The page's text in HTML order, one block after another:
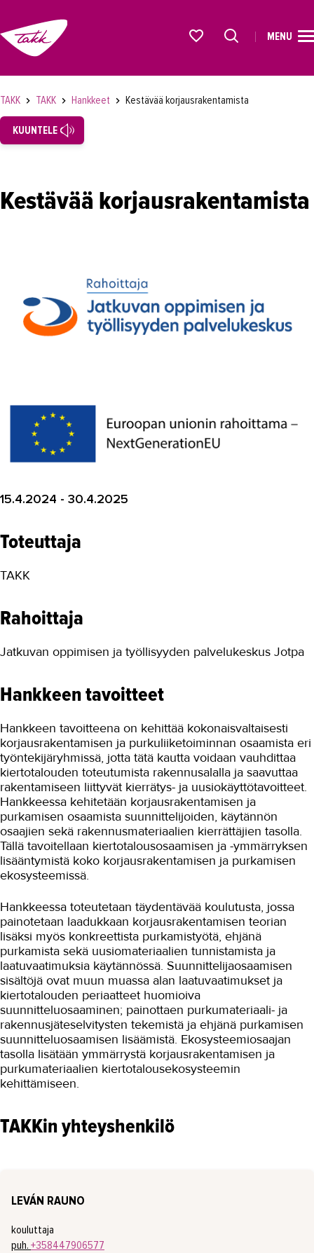
OPISKELIJAKSI
YRITYKSILLE
Tampereen Aikuiskoulutuskeskus
Töihin TAKKiin
Hankkeet
Digikyvykkyys II
HYVÄ TYÖ
Kestävät energiaratkaisut
Lisäosaamista vieraskielisille
Strapetsi 2
Työnantajayhteistyön kehittäminen
digitali...
VIERKO 2
Yhteiskuntaorientaation...
Ympäristötietoisuutta kuljetus- ja
logistiikka-alalle
Päättyneet hankkeet
Kansainvälinen TAKK
Media ja viestintä
Uutiskirje
Yhteystiedot
AJANKOHTAISTA
OMA TAKK
YHTEYSTIEDOT
IN ENGLISH
MENU
TAKK TAKK Hankkeet Kestävää korjausrakentamista
KUUNTELE
Kestävää korjausrakentamista
15.4.2024 - 30.4.2025
Toteuttaja
TAKK
Rahoittaja
Jatkuvan oppimisen ja työllisyyden palvelukeskus Jotpa
Hankkeen tavoitteet
Hankkeen tavoitteena on kehittää kokonaisvaltaisesti
korjausrakentamisen ja purkuliiketoiminnan osaamista eri
työntekijäryhmissä, jotta tätä kautta voidaan vauhdittaa
kiertotalouden toteutumista rakennusalalla ja saavuttaa
rakentamiseen liittyvät kierrätys- ja uusiokäyttötavoitteet.
Hankkeessa kehitetään korjausrakentamisen ja
purkamisen osaamista suunnittelijoiden, käytännön
osaajien sekä rakennusmateriaalien kierrättäjien tasolla.
Tällä tavoitellaan kiertotalousosaamisen ja -ymmärryksen
lisääntymistä koko korjausrakentamisen ja purkamisen
ekosysteemissä.
Hankkeessa toteutetaan täydentävää koulutusta, jossa
painotetaan laadukkaan korjausrakentamisen teorian
lisäksi myös konkreettista purkamistyötä, ehjänä
purkamista sekä uusiomateriaalien tunnistamista ja
laatuvaatimuksia käytännössä. Suunnittelijaosaamisen
sisältöjä ovat muun muassa alan laatuvaatimukset ja
kiertotalouden periaatteet huomioiva
suunnitteluosaaminen; painottaen purkumateriaali- ja
rakennusjäteselvitysten tekemistä ja ehjänä purkamisen
suunnitteluosaamisen lisäämistä. Ekosysteemiosaajan
tasolla lisätään ymmärrystä korjausrakentamisen ja
purkumateriaalien kiertotalousekosysteemin
kehittämiseen.
TAKKin yhteyshenkilö
LEVÁN RAUNO
kouluttaja
puh. +358447906577